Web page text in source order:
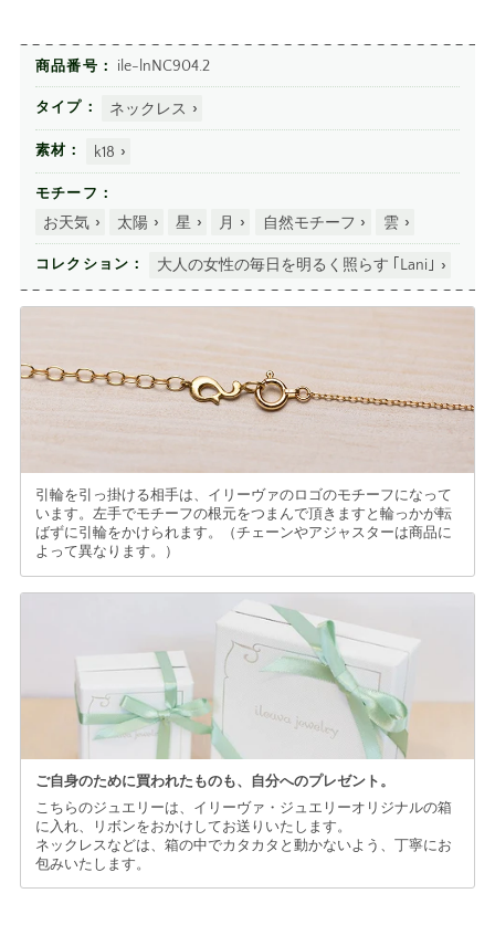
商品番号 ile-lnNC904.2
タイプ ネックレス
素材 k18
モチーフ
お天気 太陽 星 月 自然モチーフ 雲
コレクション 大人の女性の毎日を明るく照らす ｢Lani｣
引輪を引っ掛ける相手は、イリーヴァのロゴのモチーフになって
います。左手でモチーフの根元をつまんで頂きますと輪っかが転
ばずに引輪をかけられます。（チェーンやアジャスターは商品に
よって異なります。）
ご自身のために買われたものも、
自分へのプレゼント。
こちらのジュエリーは、イリーヴァ・ジュエリーオリジナルの箱
に入れ、リボンをおかけしてお送りいたします。
ネックレスなどは、箱の中でカタカタと動かないよう、丁寧にお
包みいたします。